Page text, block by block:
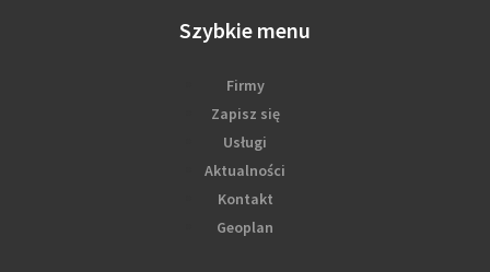
Szybkie menu
Firmy
Zapisz się
Usługi
Aktualności
Kontakt
Geoplan